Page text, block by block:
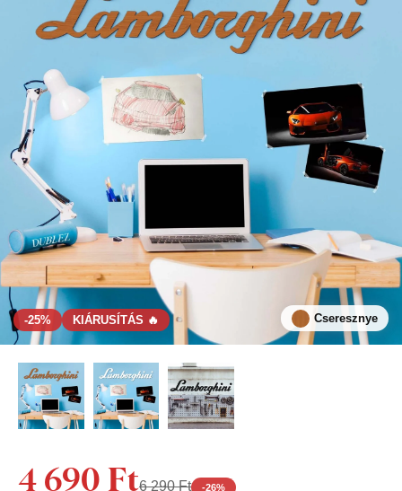
-25% KIÁRUSÍTÁS 🔥 Cseresznye
4 690 Ft6 290 Ft -26%